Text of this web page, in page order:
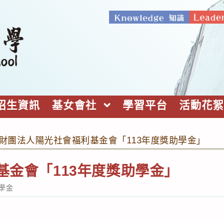
生資訊 基女會社 學習平台 活動花絮
財團法人陽光社會福利基金會「113年度獎助學金」
會「113年度獎助學金」
金